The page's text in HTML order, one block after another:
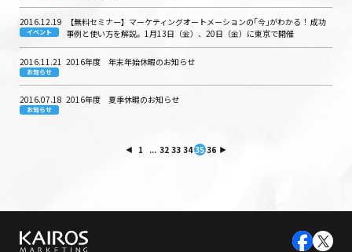
2016.12.19
イベント
【無料セミナー】マーケティングオートメーションの｢今｣がわかる！ 成功
事例と使い方を解説。1月13日（金）、20日（金）に東京で開催
2016.11.21
お知らせ
2016年度 年末年始休暇のお知らせ
2016.07.18
お知らせ
2016年度 夏季休暇のお知らせ
1 ... 32 33 34 35 36